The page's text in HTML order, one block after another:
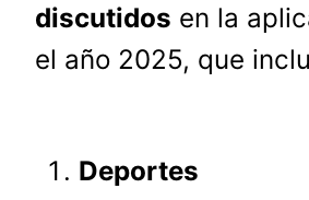
discutidos en la
el año 2025, que
Deportes